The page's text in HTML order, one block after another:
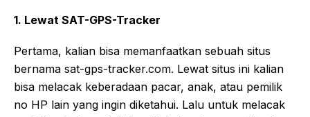
1. Lewat SAT-GPS-Tracker
Pertama, kalian bisa memanfaatkan sebuah situs
bernama sat-gps-tracker.com. Lewat situs ini kalian
bisa melacak keberadaan pacar, anak, atau pemilik
no HP lain yang ingin diketahui. Lalu untuk melacak